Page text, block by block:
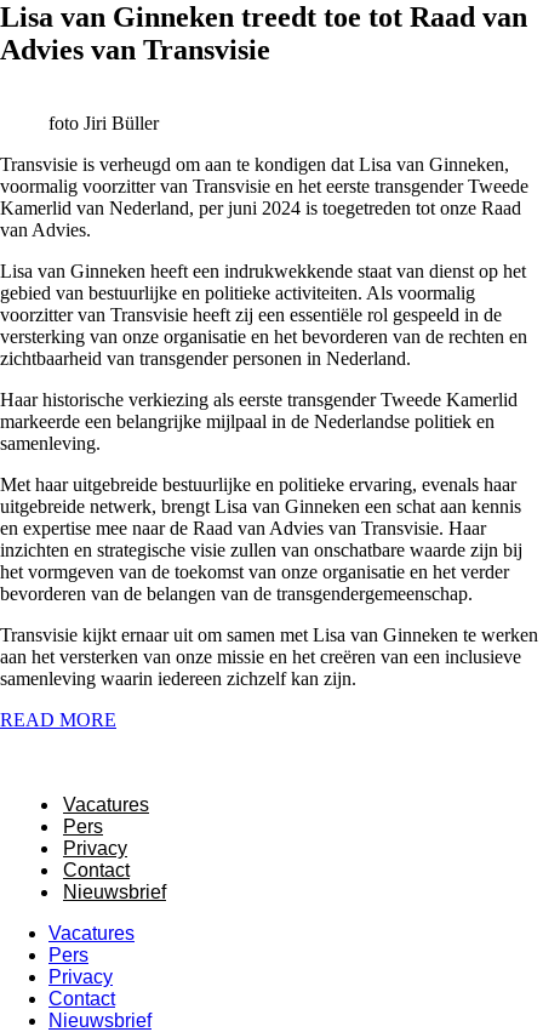
Lisa van Ginneken treedt toe tot Raad van
Advies van Transvisie
foto Jiri Büller
Transvisie is verheugd om aan te kondigen dat Lisa van Ginneken,
voormalig voorzitter van Transvisie en het eerste transgender Tweede
Kamerlid van Nederland, per juni 2024 is toegetreden tot onze Raad
van Advies.
Lisa van Ginneken heeft een indrukwekkende staat van dienst op het
gebied van bestuurlijke en politieke activiteiten. Als voormalig
voorzitter van Transvisie heeft zij een essentiële rol gespeeld in de
versterking van onze organisatie en het bevorderen van de rechten en
zichtbaarheid van transgender personen in Nederland.
Haar historische verkiezing als eerste transgender Tweede Kamerlid
markeerde een belangrijke mijlpaal in de Nederlandse politiek en
samenleving.
Met haar uitgebreide bestuurlijke en politieke ervaring, evenals haar
uitgebreide netwerk, brengt Lisa van Ginneken een schat aan kennis
en expertise mee naar de Raad van Advies van Transvisie. Haar
inzichten en strategische visie zullen van onschatbare waarde zijn bij
het vormgeven van de toekomst van onze organisatie en het verder
bevorderen van de belangen van de transgendergemeenschap.
Transvisie kijkt ernaar uit om samen met Lisa van Ginneken te werken
aan het versterken van onze missie en het creëren van een inclusieve
samenleving waarin iedereen zichzelf kan zijn.
READ MORE
Vacatures
Pers
Privacy
Contact
Nieuwsbrief
Vacatures
Pers
Privacy
Contact
Nieuwsbrief